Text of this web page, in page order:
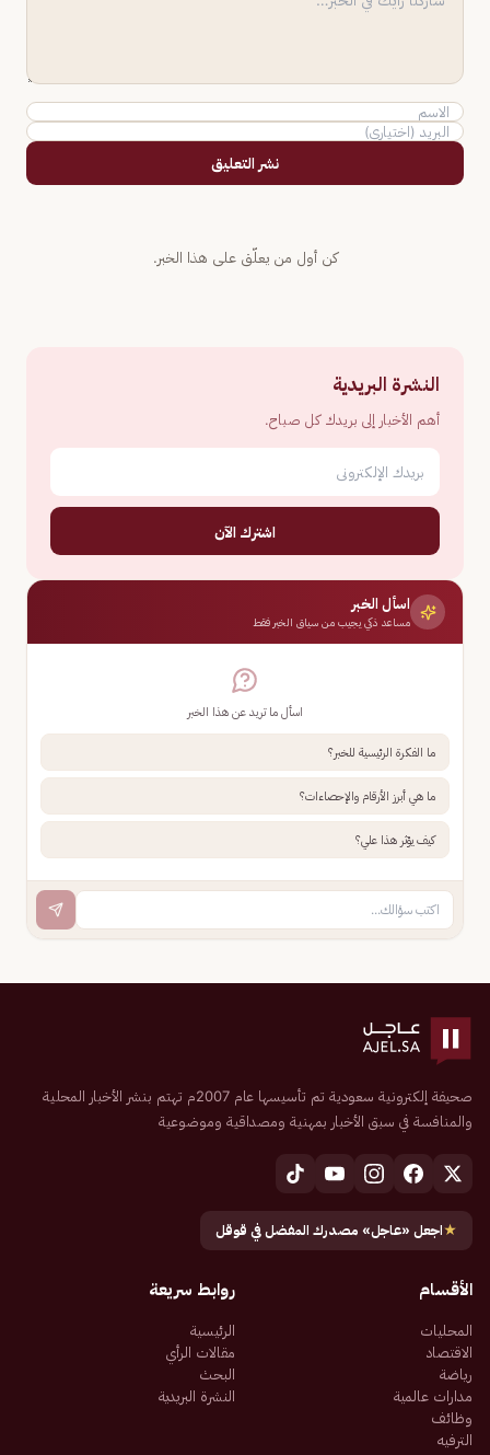
نشر التعليق
كن أول من يعلّق على هذا الخبر.
النشرة البريدية
أهم الأخبار إلى بريدك كل صباح.
اشترك الآن
اسأل الخبر
مساعد ذكي يجيب من سياق الخبر فقط
اسأل ما تريد عن هذا الخبر
ما الفكرة الرئيسية للخبر؟
ما هي أبرز الأرقام والإحصاءات؟
كيف يؤثر هذا علي؟
صحيفة إلكترونية سعودية تم تأسيسها عام 2007م تهتم بنشر الأخبار المحلية
والمنافسة في سبق الأخبار بمهنية ومصداقية وموضوعية
★اجعل «عاجل» مصدرك المفضل في قوقل
الأقسام
المحليات
الاقتصاد
رياضة
مدارات عالمية
وظائف
الترفيه
روابط سريعة
الرئيسية
مقالات الرأي
البحث
النشرة البريدية